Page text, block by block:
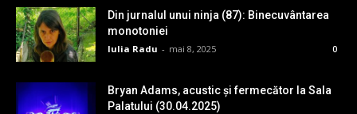
Din jurnalul unui ninja (87): Binecuvântarea
monotoniei
Iulia Radu - mai 8, 2025 0
Bryan Adams, acustic și fermecător la Sala
Palatului (30.04.2025)